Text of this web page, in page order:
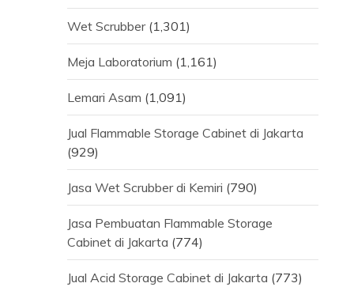
Wet Scrubber (1,301)
Meja Laboratorium (1,161)
Lemari Asam (1,091)
Jual Flammable Storage Cabinet di Jakarta
(929)
Jasa Wet Scrubber di Kemiri (790)
Jasa Pembuatan Flammable Storage
Cabinet di Jakarta (774)
Jual Acid Storage Cabinet di Jakarta (773)